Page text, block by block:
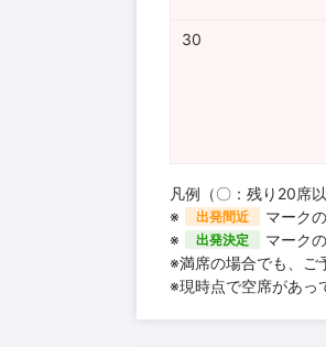
30
凡例（〇：残り20席
※
出発間近
マーク
※
出発決定
マーク
※満席の場合でも、ご
※現時点で空席があっ